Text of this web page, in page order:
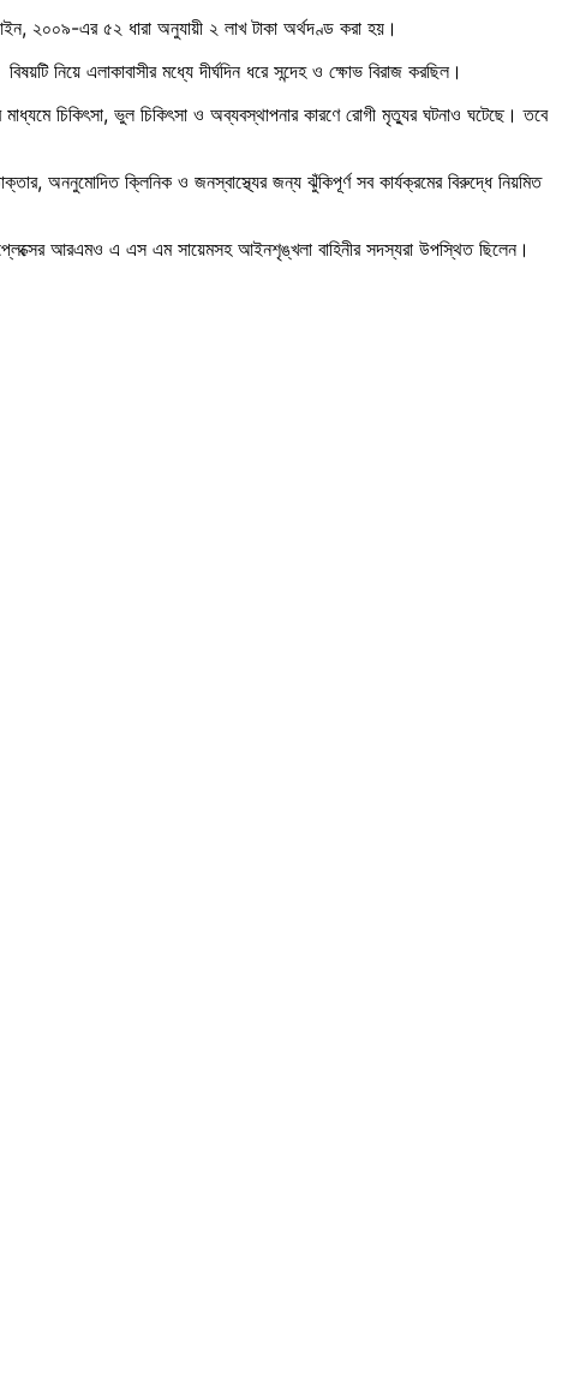
২০০৯-এর ৫২ ধারা অনুযায়ী ২ লাখ টাকা অর্থদণ্ড করা হয়।
নিয়ে এলাকাবাসীর মধ্যে দীর্ঘদিন ধরে সন্দেহ ও ক্ষোভ বিরাজ করছিল।
চিকিৎসা, ভুল চিকিৎসা ও অব্যবস্থাপনার কারণে রোগী মৃত্যুর ঘটনাও ঘটেছে। তবে
অননুমোদিত ক্লিনিক ও জনস্বাস্থ্যের জন্য ঝুঁকিপূর্ণ সব কার্যক্রমের বিরুদ্ধে নিয়মিত
আরএমও এ এস এম সায়েমসহ আইনশৃঙ্খলা বাহিনীর সদস্যরা উপস্থিত ছিলেন।